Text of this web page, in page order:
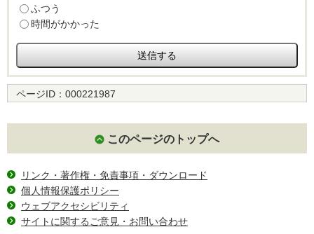
ふつう
時間がかかった
ページID： 000221987
このページのトップへ
リンク・著作権・免責事項・ダウンロード
個人情報保護ポリシー
ウェブアクセシビリティ
サイトに関するご意見・お問い合わせ